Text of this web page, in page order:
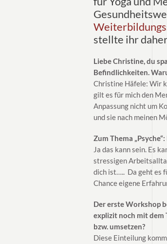
stellte ihr
Liebe Christine, du
Befindlichkeiten.
Christine Häfele: Wir
gilt es für mich den
Anpassung nicht um
und sie nach meinen
Zum Thema
Ja das kann sein. Es
stressigen
dich ist….. Da geht es
Chance eigene
Der erste Workshop
explizit noch mit dem
bzw. umsetzen?
Diese Einteilung